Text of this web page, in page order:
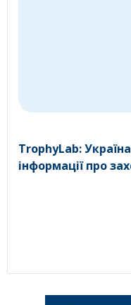
TrophyLab:
інформації про